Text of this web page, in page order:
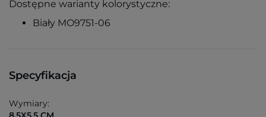
Dostępne warianty kolorystyczne:
Biały MO9751-06
Specyfikacja
Wymiary: